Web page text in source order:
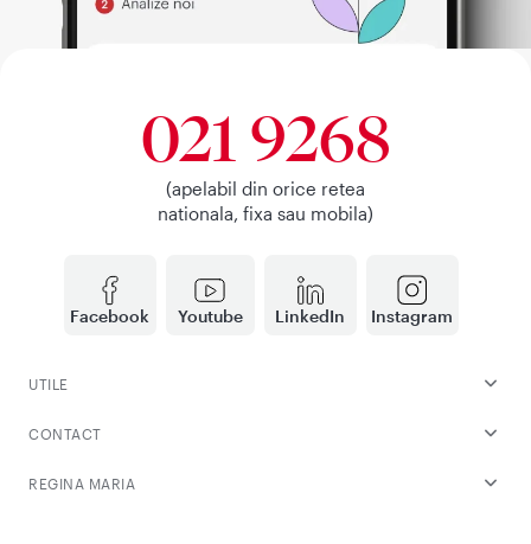
Facebook Youtube LinkedIn Instagram
021 9268
(apelabil din orice retea
nationala, fixa sau mobila)
UTILE
CONTACT
REGINA MARIA